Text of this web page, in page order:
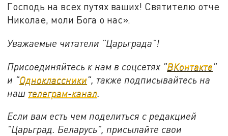
Господь на всех путях ваших! Святителю отче
Николае, моли Бога о нас».
Уважаемые читатели "Царьграда"!
Присоединяйтесь к нам в соцсетях "ВКонтакте"
и "Одноклассники", также подписывайтесь на
наш телеграм-канал.
Если вам есть чем поделиться с редакцией
"Царьград. Беларусь", присылайте свои